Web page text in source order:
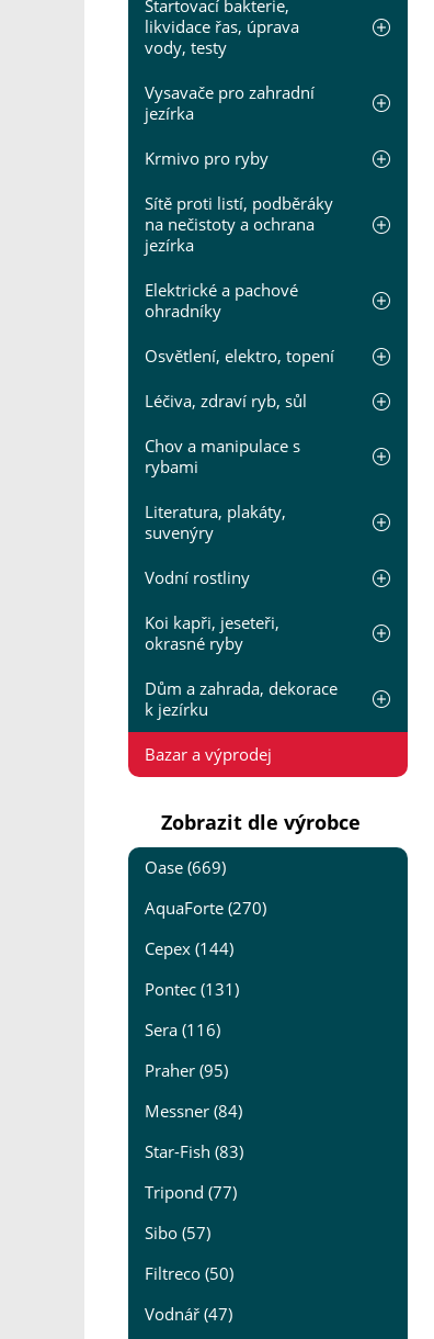
Startovací bakterie,
likvidace řas, úprava
vody, testy
Vysavače pro zahradní
jezírka
Krmivo pro ryby
Sítě proti listí, podběráky
na nečistoty a ochrana
jezírka
Elektrické a pachové
ohradníky
Osvětlení, elektro, topení
Léčiva, zdraví ryb, sůl
Chov a manipulace s
rybami
Literatura, plakáty,
suvenýry
Vodní rostliny
Koi kapři, jeseteři,
okrasné ryby
Dům a zahrada, dekorace
k jezírku
Bazar a výprodej
Zobrazit dle výrobce
Oase (669)
AquaForte (270)
Cepex (144)
Pontec (131)
Sera (116)
Praher (95)
Messner (84)
Star-Fish (83)
Tripond (77)
Sibo (57)
Filtreco (50)
Vodnář (47)